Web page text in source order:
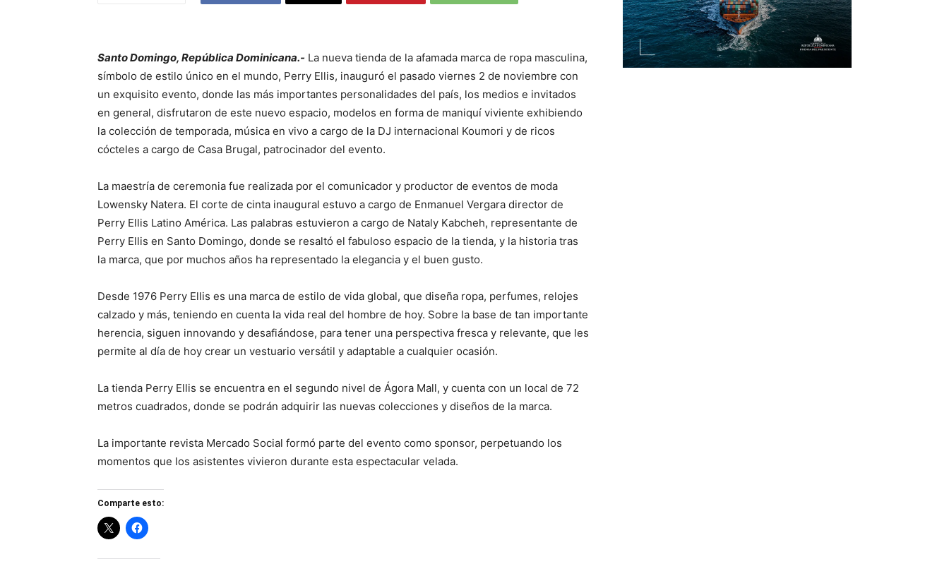
Santo Domingo, República Dominicana.- La nueva tienda de la afamada marca de ropa masculina,
símbolo de estilo único en el mundo, Perry Ellis, inauguró el pasado viernes 2 de noviembre con
un exquisito evento, donde las más importantes personalidades del país, los medios e invitados
en general, disfrutaron de este nuevo espacio, modelos en forma de maniquí viviente exhibiendo
la colección de temporada, música en vivo a cargo de la DJ internacional Koumori y de ricos
cócteles a cargo de Casa Brugal, patrocinador del evento.
La maestría de ceremonia fue realizada por el comunicador y productor de eventos de moda
Lowensky Natera. El corte de cinta inaugural estuvo a cargo de Enmanuel Vergara director de
Perry Ellis Latino América. Las palabras estuvieron a cargo de Nataly Kabcheh, representante de
Perry Ellis en Santo Domingo, donde se resaltó el fabuloso espacio de la tienda, y la historia tras
la marca, que por muchos años ha representado la elegancia y el buen gusto.
Desde 1976 Perry Ellis es una marca de estilo de vida global, que diseña ropa, perfumes, relojes
calzado y más, teniendo en cuenta la vida real del hombre de hoy. Sobre la base de tan importante
herencia, siguen innovando y desafiándose, para tener una perspectiva fresca y relevante, que les
permite al día de hoy crear un vestuario versátil y adaptable a cualquier ocasión.
La tienda Perry Ellis se encuentra en el segundo nivel de Ágora Mall, y cuenta con un local de 72
metros cuadrados, donde se podrán adquirir las nuevas colecciones y diseños de la marca.
La importante revista Mercado Social formó parte del evento como sponsor, perpetuando los
momentos que los asistentes vivieron durante esta espectacular velada.
Comparte esto: